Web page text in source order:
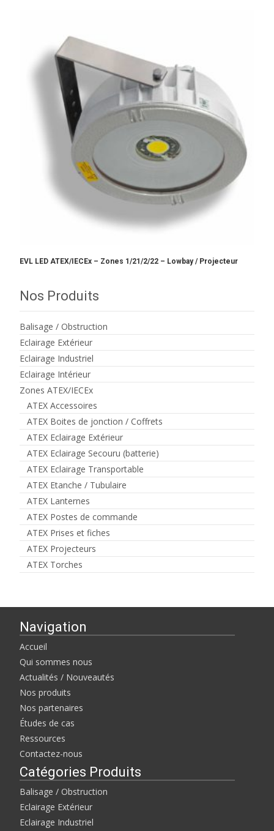
EVL LED ATEX/IECEx – Zones 1/21/2/22 – Lowbay / Projecteur
Nos Produits
Balisage / Obstruction
Eclairage Extérieur
Eclairage Industriel
Eclairage Intérieur
Zones ATEX/IECEx
ATEX Accessoires
ATEX Boites de jonction / Coffrets
ATEX Eclairage Extérieur
ATEX Eclairage Secouru (batterie)
ATEX Eclairage Transportable
ATEX Etanche / Tubulaire
ATEX Lanternes
ATEX Postes de commande
ATEX Prises et fiches
ATEX Projecteurs
ATEX Torches
Navigation
Accueil
Qui sommes nous
Actualités / Nouveautés
Nos produits
Nos partenaires
Études de cas
Ressources
Contactez-nous
Catégories Produits
Balisage / Obstruction
Eclairage Extérieur
Eclairage Industriel